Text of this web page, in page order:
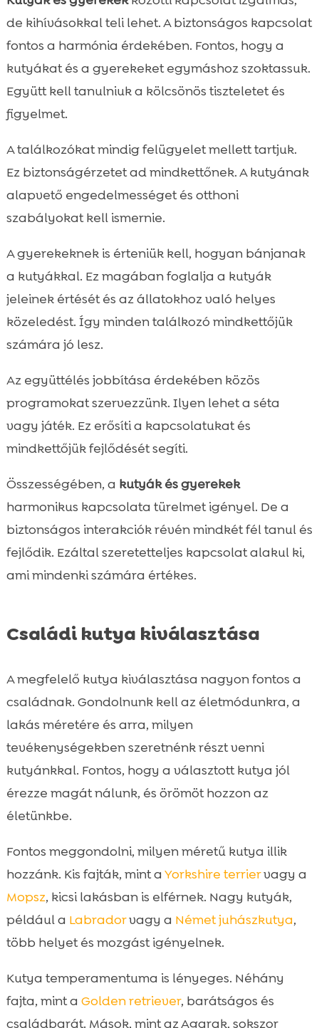
de kihívásokkal teli lehet. A biztonságos kapcsolat
fontos a harmónia érdekében. Fontos, hogy a
kutyákat és a gyerekeket egymáshoz szoktassuk.
Együtt kell tanulniuk a kölcsönös tiszteletet és
figyelmet.
A találkozókat mindig felügyelet mellett tartjuk.
Ez biztonságérzetet ad mindkettőnek. A kutyának
alapvető engedelmességet és otthoni
szabályokat kell ismernie.
A gyerekeknek is érteniük kell, hogyan bánjanak
a kutyákkal. Ez magában foglalja a kutyák
jeleinek értését és az állatokhoz való helyes
közeledést. Így minden találkozó mindkettőjük
számára jó lesz.
Az együttélés jobbítása érdekében közös
programokat szervezzünk. Ilyen lehet a séta
vagy játék. Ez erősíti a kapcsolatukat és
mindkettőjük fejlődését segíti.
Összességében, a kutyák és gyerekek
harmonikus kapcsolata türelmet igényel. De a
biztonságos interakciók révén mindkét fél tanul és
fejlődik. Ezáltal szeretetteljes kapcsolat alakul ki,
ami mindenki számára értékes.
Családi kutya kiválasztása
A megfelelő kutya kiválasztása nagyon fontos a
családnak. Gondolnunk kell az életmódunkra, a
lakás méretére és arra, milyen
tevékenységekben szeretnénk részt venni
kutyánkkal. Fontos, hogy a választott kutya jól
érezze magát nálunk, és örömöt hozzon az
életünkbe.
Fontos meggondolni, milyen méretű kutya illik
hozzánk. Kis fajták, mint aYorkshire terriervagy a
Mopsz, kicsi lakásban is elférnek. Nagy kutyák,
például a Labradorvagy a Német juhászkutya,
több helyet és mozgást igényelnek.
Kutya temperamentuma is lényeges. Néhány
fajta, mint a Golden retriever, barátságos és
családbarát. Mások, mint az Agarak, sokszor